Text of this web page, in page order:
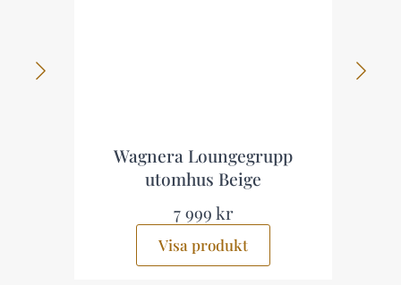
Wagnera Loungegrupp
utomhus Beige
7 999 kr
Visa produkt